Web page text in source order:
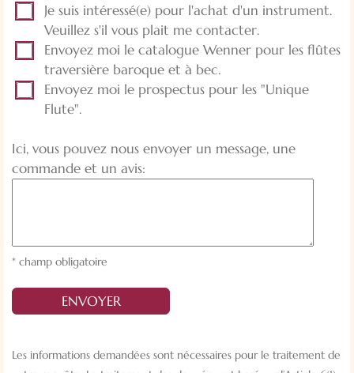
Je suis intéressé(e) pour l'achat d'un instrument.
Veuillez s'il vous plait me contacter.
Envoyez moi le catalogue Wenner pour les flûtes
traversière baroque et à bec.
Envoyez moi le prospectus pour les "Unique
Flute".
Ici, vous pouvez nous envoyer un message, une
commande et un avis:
* champ obligatoire
ENVOYER
Les informations demandées sont nécessaires pour le traitement de